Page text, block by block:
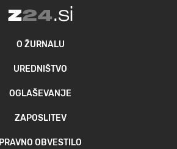
O ŽURNALU
UREDNIŠTVO
OGLAŠEVANJE
ZAPOSLITEV
PRAVNO OBVESTILO